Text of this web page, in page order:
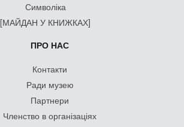
Символіка
[МАЙДАН У КНИЖКАХ]
ПРО НАС
Контакти
Ради музею
Партнери
Членство в організаціях